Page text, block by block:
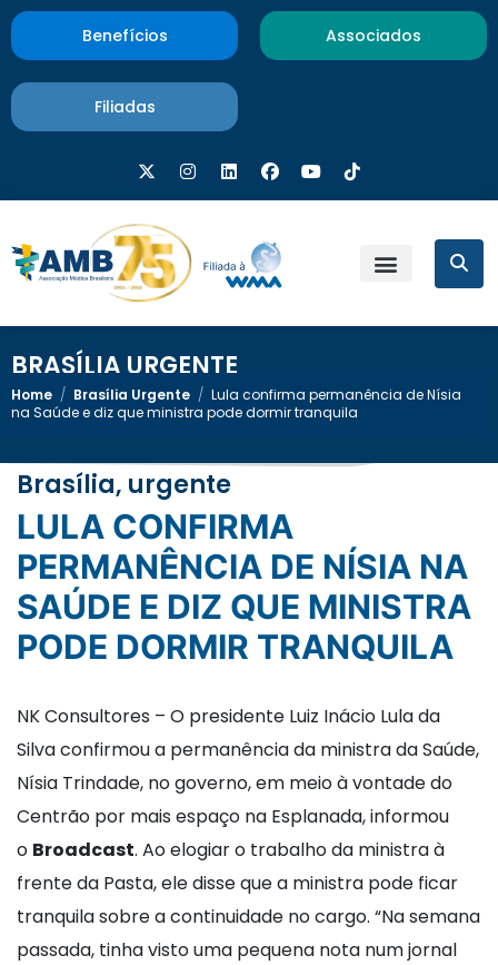
Benefícios Associados
Filiadas
BRASÍLIA URGENTE
Home / Brasília Urgente / Lula confirma permanência de Nísia
na Saúde e diz que ministra pode dormir tranquila
Brasília, urgente
LULA CONFIRMA
PERMANÊNCIA DE NÍSIA NA
SAÚDE E DIZ QUE MINISTRA
PODE DORMIR TRANQUILA
NK Consultores – O presidente Luiz Inácio Lula da
Silva confirmou a permanência da ministra da Saúde,
Nísia Trindade, no governo, em meio à vontade do
Centrão por mais espaço na Esplanada, informou
o Broadcast. Ao elogiar o trabalho da ministra à
frente da Pasta, ele disse que a ministra pode ficar
tranquila sobre a continuidade no cargo. “Na semana
passada, tinha visto uma pequena nota num jornal